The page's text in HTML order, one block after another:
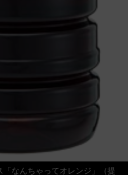
なんちゃってオレンジ」（提